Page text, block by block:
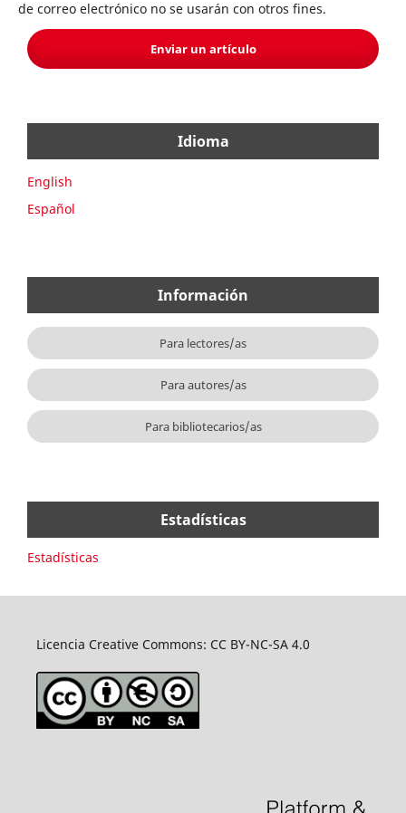
de correo electrónico no se usarán con otros fines.
Enviar un artículo
Idioma
English
Español
Información
Para lectores/as
Para autores/as
Para bibliotecarios/as
Estadísticas
Estadísticas
Licencia Creative Commons: CC BY-NC-SA 4.0